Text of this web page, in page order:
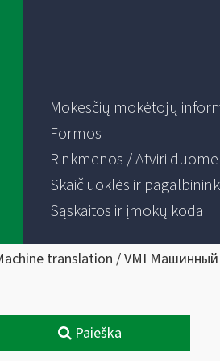
Mokesčių mokėtojų
Formos
Rinkmenos / Atviri
Skaičiuoklės ir
Sąskaitos ir įmokų kodai
translation / VMI
Paieška